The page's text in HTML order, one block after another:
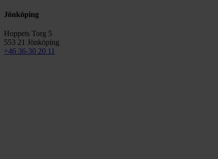
Jönköping
Hoppets Torg 5
553 21 Jönköping
+46 36-30 20 11